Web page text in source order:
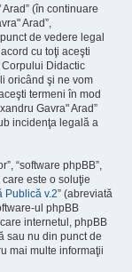
(în continuare
Arad”,
de vedere legal
cu toţi aceşti
Corpului Didactic
oricând şi ne vom
termeni în mod
Gavra" Arad”
incidenţa legală a
“software phpBB”,
care este o soluţie
Publică v.2” (abreviată
ul phpBB
internetul, phpBB
sau nu din punct de
mai multe informaţii